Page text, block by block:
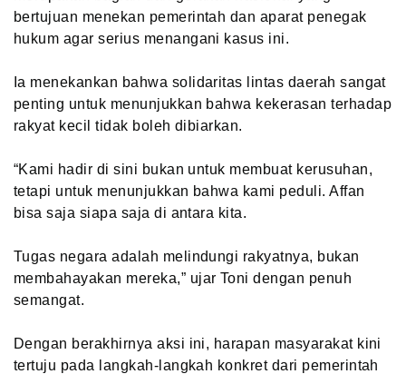
bertujuan menekan pemerintah dan aparat penegak
hukum agar serius menangani kasus ini.
Ia menekankan bahwa solidaritas lintas daerah sangat
penting untuk menunjukkan bahwa kekerasan terhadap
rakyat kecil tidak boleh dibiarkan.
“Kami hadir di sini bukan untuk membuat kerusuhan,
tetapi untuk menunjukkan bahwa kami peduli. Affan
bisa saja siapa saja di antara kita.
Tugas negara adalah melindungi rakyatnya, bukan
membahayakan mereka,” ujar Toni dengan penuh
semangat.
Dengan berakhirnya aksi ini, harapan masyarakat kini
tertuju pada langkah-langkah konkret dari pemerintah